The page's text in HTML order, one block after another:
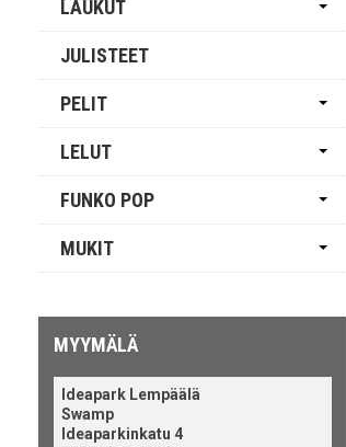
LAUKUT
JULISTEET
PELIT
LELUT
FUNKO POP
MUKIT
MYYMÄLÄ
Ideapark Lempäälä
Swamp
Ideaparkinkatu 4